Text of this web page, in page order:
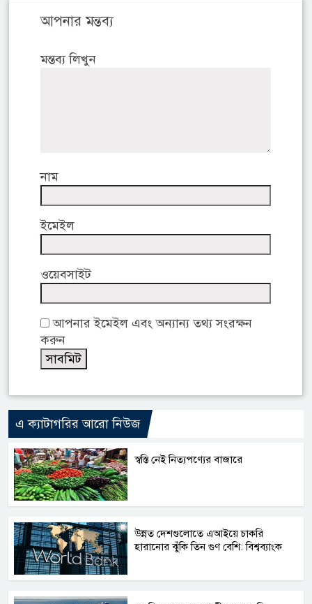
আপনার মন্তব্য
মন্তব্য লিখুন
নাম
ইমেইল
ওয়েবসাইট
আপনার ইমেইল এবং অন্যান্য তথ্য সংরক্ষন
করুন
এ ক্যাটাগরির আরো নিউজ
স্বস্তি নেই নিত্যপণ্যের বাজারে
উন্নত দেশগুলোতে এআইয়ে চাকরি
হারানোর ঝুঁকি তিন গুণ বেশি: বিশ্বব্যাংক